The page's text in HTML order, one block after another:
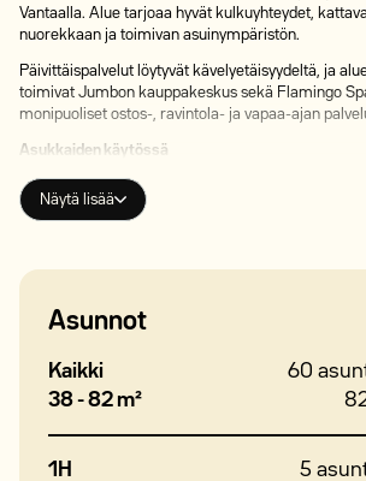
Vantaalla. Alue tarjoaa hyvät kulkuyhteydet,
nuorekkaan ja toimivan asuinympäristön.
Päivittäispalvelut löytyvät kävelyetäisyydeltä, ja
toimivat Jumbon kauppakeskus sekä Flamingo
monipuoliset ostos-, ravintola- ja vapaa-ajan
Asukkaiden käytössä
asukastila
maksuton talopesula
Pakkala on Vantaan lapsiperhevaltainen alue,
englanninkieliset opetusmahdollisuudet sekä
Varian palvelut.
Läheltä löytyvät muun muassa Krakanojan
tila sekä Kartanonkosken urheilupuiston
Näytä lisää
Asunnot
Kaikki
38 - 82 m²
60
1H
5